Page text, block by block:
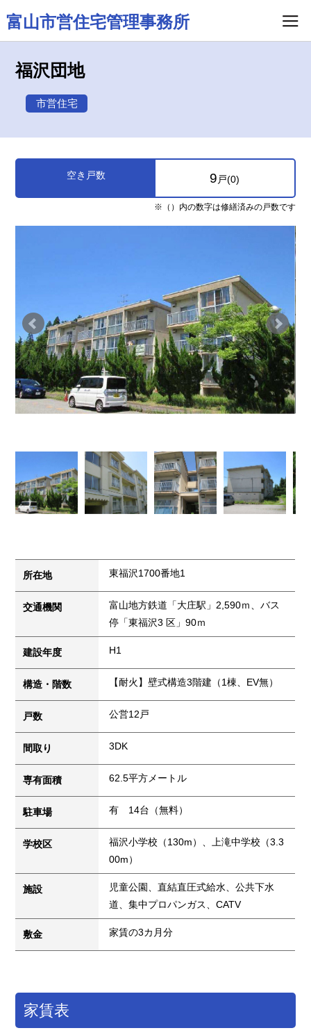
富山市営住宅管理事務所
福沢団地
市営住宅
空き戸数 9 戸(0)
※（）内の数字は修繕済みの戸数です
所在地 東福沢1700番地1
交通機関
富山地方鉄道「大庄駅」2,590ｍ、バス
停「東福沢3 区」90ｍ
建設年度 H1
構造・階数 【耐火】壁式構造3階建（1棟、EV無）
戸数 公営12戸
間取り 3DK
専有面積 62.5平方メートル
駐車場 有 14台（無料）
学校区
福沢小学校（130m）、上滝中学校（3.3
00m）
施設
児童公園、直結直圧式給水、公共下水
道、集中プロパンガス、CATV
敷金 家賃の3カ月分
家賃表